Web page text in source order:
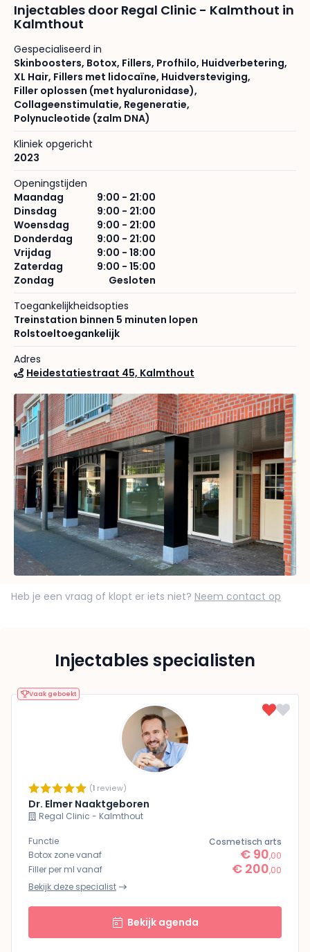
Injectables door Regal Clinic - Kalmthout in
Kalmthout
Gespecialiseerd in
Skinboosters, Botox, Fillers, Profhilo, Huidverbetering,
XL Hair, Fillers met lidocaïne, Huidversteviging,
Filler oplossen (met hyaluronidase),
Collageenstimulatie, Regeneratie,
Polynucleotide (zalm DNA)
Kliniek opgericht
2023
Openingstijden
Maandag
9:00 - 21:00
Dinsdag
9:00 - 21:00
Woensdag
9:00 - 21:00
Donderdag
9:00 - 21:00
Vrijdag
9:00 - 18:00
Zaterdag
9:00 - 15:00
Zondag
Gesloten
Toegankelijkheidsopties
Treinstation binnen 5 minuten lopen
Rolstoeltoegankelijk
Adres
Heidestatiestraat 45, Kalmthout
Heb je een vraag of klopt er iets niet? Neem contact op
Injectables specialisten
Vaak geboekt
(1 review)
Dr. Elmer Naaktgeboren
Regal Clinic - Kalmthout
Functie
Cosmetisch arts
Botox zone vanaf
€ 90,00
Filler per ml vanaf
€ 200,00
Bekijk deze specialist
Bekijk agenda